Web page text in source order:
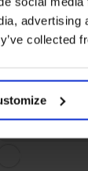
collected
3+1 ZDARMA